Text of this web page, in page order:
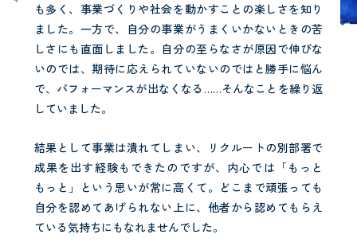
も多く、事業づくりや社会を動かすことの楽しさを知り
ました。一方で、自分の事業がうまくいかないときの苦
しさにも直面しました。自分の至らなさが原因で伸びな
いのでは、期待に応えられていないのではと勝手に悩ん
で、パフォーマンスが出なくなる……そんなことを繰り返
していました。
結果として事業は潰れてしまい、リクルートの別部署で
成果を出す経験もできたのですが、内心では「もっと
もっと」という思いが常に高くて。どこまで頑張っても
自分を認めてあげられない上に、他者から認めてもらえ
ている気持ちにもなれませんでした。